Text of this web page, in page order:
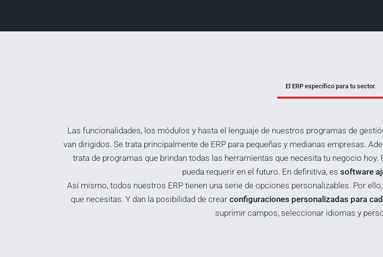
El ERP específico para tu sector.
Las funcionalidades, los módulos y hasta el lenguaje de nuestros programas de
van dirigidos. Se trata principalmente de ERP para pequeñas y medianas empresas.
trata de programas que brindan todas las herramientas que necesita tu negocio
pueda requerir en el futuro. En definitiva, es software
Así mismo, todos nuestros ERP tienen una serie de opciones personalizables. Por
que necesitas. Y dan la posibilidad de crear configuraciones personalizadas para
suprimir campos, seleccionar idiomas y